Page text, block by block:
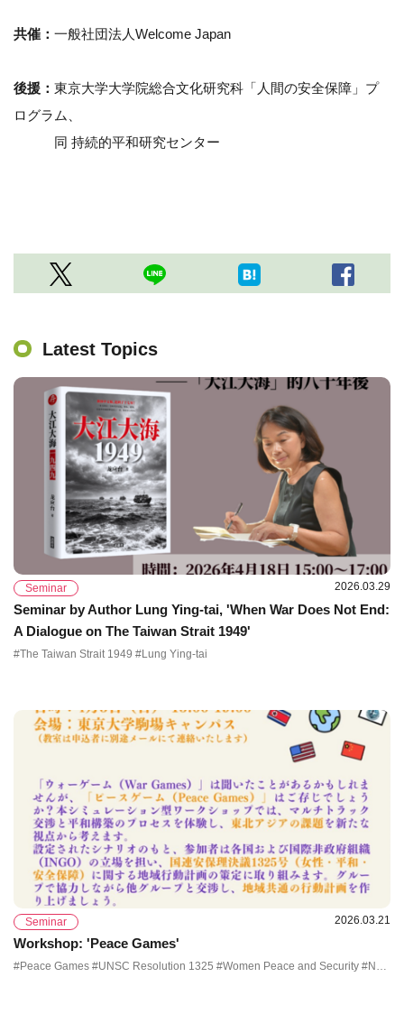
共催： 一般社団法人Welcome Japan
後援： 東京大学大学院総合文化研究科「人間の安全保障」プ
ログラム、
同 持続的平和研究センター
Latest Topics
Seminar 2026.03.29
Seminar by Author Lung Ying-tai, 'When War Does Not End:
A Dialogue on The Taiwan Strait 1949'
#The Taiwan Strait 1949 #Lung Ying-tai
Seminar 2026.03.21
Workshop: 'Peace Games'